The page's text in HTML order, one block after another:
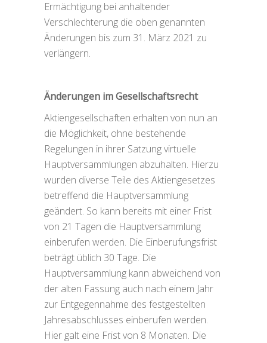
Ermächtigung bei anhaltender
Verschlechterung die oben genannten
Änderungen bis zum 31. März 2021 zu
verlängern.
Änderungen im Gesellschaftsrecht
Aktiengesellschaften erhalten von nun an
die Möglichkeit, ohne bestehende
Regelungen in ihrer Satzung virtuelle
Hauptversammlungen abzuhalten. Hierzu
wurden diverse Teile des Aktiengesetzes
betreffend die Hauptversammlung
geändert. So kann bereits mit einer Frist
von 21 Tagen die Hauptversammlung
einberufen werden. Die Einberufungsfrist
beträgt üblich 30 Tage. Die
Hauptversammlung kann abweichend von
der alten Fassung auch nach einem Jahr
zur Entgegennahme des festgestellten
Jahresabschlusses einberufen werden.
Hier galt eine Frist von 8 Monaten. Die